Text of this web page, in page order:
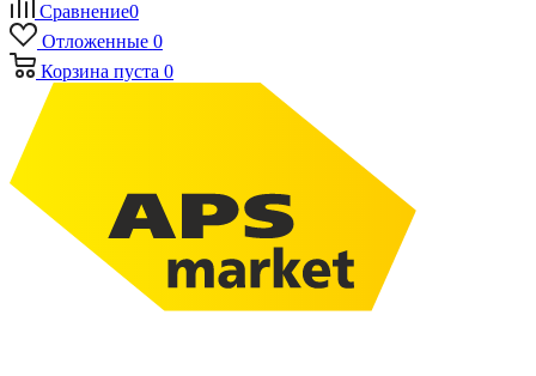
Сравнение0
Отложенные 0
Корзина пуста 0